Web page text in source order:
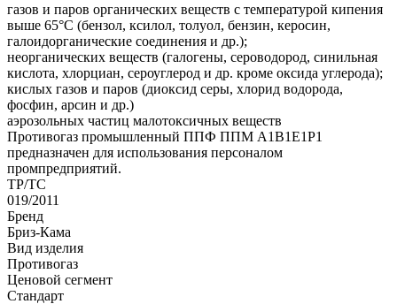
газов и паров органических веществ с температурой кипения
выше 65°С (бензол, ксилол, толуол, бензин, керосин,
галоидорганические соединения и др.);
неорганических веществ (галогены, сероводород, синильная
кислота, хлорциан, сероуглерод и др. кроме оксида углерода);
кислых газов и паров (диоксид серы, хлорид водорода,
фосфин, арсин и др.)
аэрозольных частиц малотоксичных веществ
Противогаз промышленный ППФ ППМ А1В1Е1Р1
предназначен для использования персоналом
промпредприятий.
ТР/ТС
019/2011
Бренд
Бриз-Кама
Вид изделия
Противогаз
Ценовой сегмент
Стандарт